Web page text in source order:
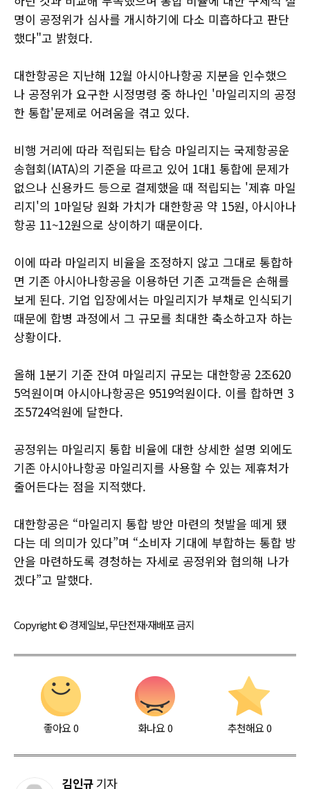
명이 공정위가 심사를 개시하기에 다소 미흡하다고 판단
했다"고 밝혔다.
대한항공은 지난해 12월 아시아나항공 지분을 인수했으
나 공정위가 요구한 시정명령 중 하나인 '마일리지의 공정
한 통합'문제로 어려움을 겪고 있다.
비행 거리에 따라 적립되는 탑승 마일리지는 국제항공운
송협회(IATA)의 기준을 따르고 있어 1대1 통합에 문제가
없으나 신용카드 등으로 결제했을 때 적립되는 '제휴 마일
리지'의 1마일당 원화 가치가 대한항공 약 15원, 아시아나
항공 11~12원으로 상이하기 때문이다.
이에 따라 마일리지 비율을 조정하지 않고 그대로 통합하
면 기존 아시아나항공을 이용하던 기존 고객들은 손해를
보게 된다. 기업 입장에서는 마일리지가 부채로 인식되기
때문에 합병 과정에서 그 규모를 최대한 축소하고자 하는
상황이다.
올해 1분기 기준 잔여 마일리지 규모는 대한항공 2조620
5억원이며 아시아나항공은 9519억원이다. 이를 합하면 3
조5724억원에 달한다.
공정위는 마일리지 통합 비율에 대한 상세한 설명 외에도
기존 아시아나항공 마일리지를 사용할 수 있는 제휴처가
줄어든다는 점을 지적했다.
대한항공은 “마일리지 통합 방안 마련의 첫발을 떼게 됐
다는 데 의미가 있다”며 “소비자 기대에 부합하는 통합 방
안을 마련하도록 경청하는 자세로 공정위와 협의해 나가
겠다”고 말했다.
Copyright © 경제일보, 무단전재·재배포 금지
좋아요0 화나요0 추천해요 0
김인규 기자